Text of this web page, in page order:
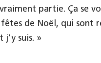
partie. Ça se
de Noël, qui sont
j'y suis. »